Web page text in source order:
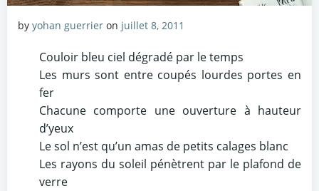
by yohan guerrier on juillet 8, 2011
Couloir bleu ciel dégradé par le temps
Les murs sont entre coupés lourdes portes en
fer
Chacune comporte une ouverture à hauteur
d’yeux
Le sol n’est qu’un amas de petits calages blanc
Les rayons du soleil pénètrent par le plafond de
verre